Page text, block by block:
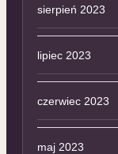
sierpień 2023
lipiec 2023
czerwiec 2023
maj 2023